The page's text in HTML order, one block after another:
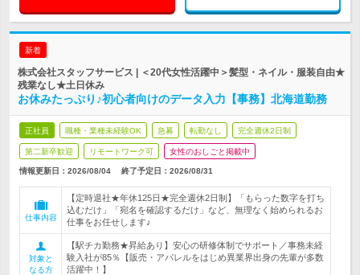
新着
株式会社スタッフサービス | ＜20代女性活躍中＞髪型・ネイル・服装自由★
残業なし★土日休み
お休みたっぷり♪初心者向けのデータ入力【事務】北海道勤務
正社員 職種・業種未経験OK 急募 転勤なし 完全週休2日制
第二新卒歓迎 リモートワーク可 女性のおしごと掲載中
情報更新日：2026/08/04 終了予定日： 2026/08/31
仕事内容
【定時退社★年休125日★完全週休2日制】「もらった数字を打ち
込むだけ」「宛名を確認するだけ」など、無理なく始められるお
仕事をお任せします♪
対象と
なる方
【駅チカ勤務★昇給あり】安心の研修体制でサポート／事務未経
験入社が85％【販売・アパレルをはじめ異業界出身の先輩が多数
活躍中！】